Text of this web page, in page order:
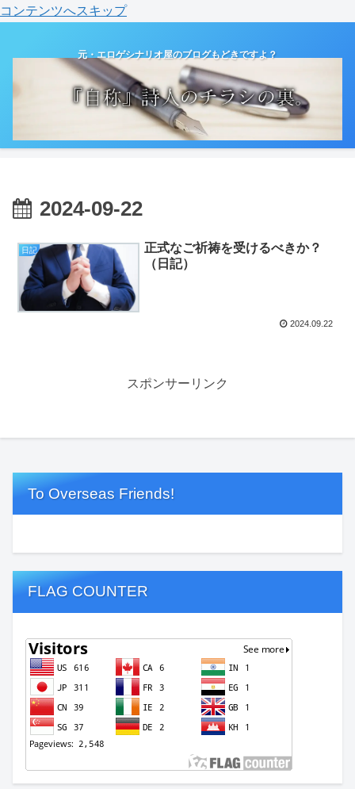
コンテンツへスキップ
元・エロゲシナリオ屋のブログもどきですよ？
2024-09-22
日記
正式なご祈祷を受けるべきか？
（日記）
2024.09.22
スポンサーリンク
To Overseas Friends!
FLAG COUNTER